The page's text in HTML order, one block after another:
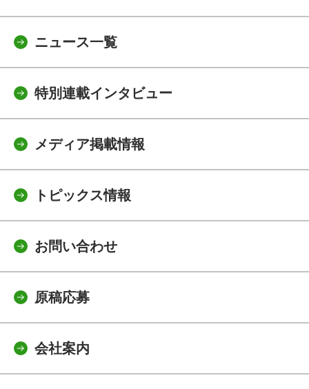
ニュース一覧
特別連載インタビュー
メディア掲載情報
トピックス情報
お問い合わせ
原稿応募
会社案内